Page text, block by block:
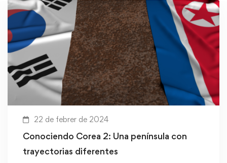
22 de febrer de 2024
Conociendo Corea 2: Una península con
trayectorias diferentes